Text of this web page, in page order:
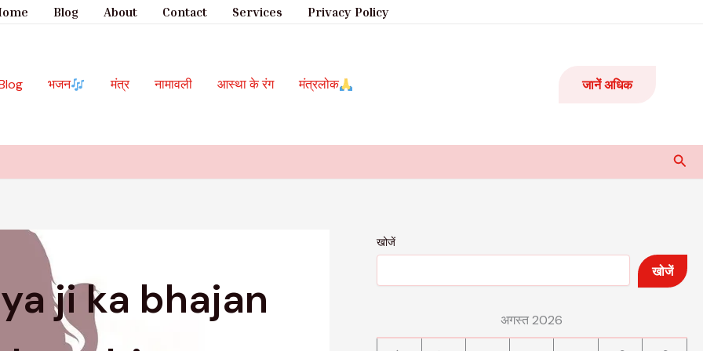
Blog About Contact Services Privacy Policy
भजन मंत्र नामावली आस्था के रंग मंत्रलोक जानें अधिक
ji ka bhajan
खोजें
खोजें
अगस्त 2026